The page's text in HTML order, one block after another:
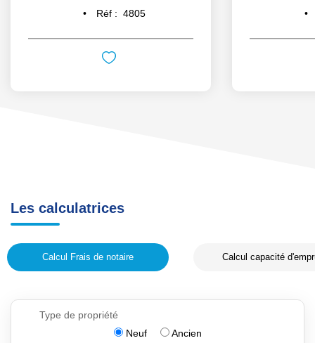
Réf : 4805
Les calculatrices
Calcul Frais de notaire Calcul capacité